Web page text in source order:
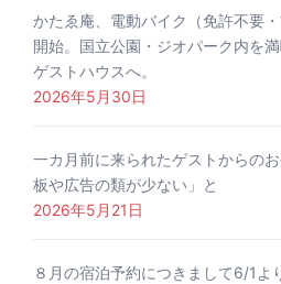
かたゑ庵、電動バイク（免許不要
開始。国立公園・ジオパーク内を
ゲストハウスへ。
2026年5月30日
一カ月前に来られたゲストからの
板や広告の類が少ない」と
2026年5月21日
８月の宿泊予約につきまして6/1よ